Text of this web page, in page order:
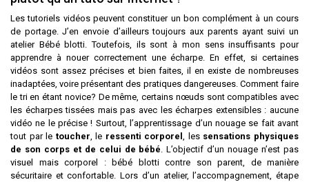
Les tutoriels vidéos peuvent constituer un bon complément à un cours
de portage. J’en envoie d’ailleurs toujours aux parents ayant suivi un
atelier Bébé blotti. Toutefois, ils sont à mon sens insuffisants pour
apprendre à nouer correctement une écharpe. En effet, si certaines
vidéos sont assez précises et bien faites, il en existe de nombreuses
inadaptées, voire présentant des pratiques dangereuses. Comment faire
le tri en étant novice? De même, certains nœuds sont compatibles avec
les écharpes tissées mais pas avec les écharpes extensibles : aucune
vidéo ne le précise ! Surtout, l’apprentissage d’un nouage se fait avant
tout par le toucher, le ressenti corporel, les sensations physiques
de son corps et de celui de bébé. L’objectif d’un nouage n’est pas
visuel mais corporel : bébé blotti contre son parent, de manière
sécuritaire et confortable. Lors d’un atelier, l’accompagnement, étape